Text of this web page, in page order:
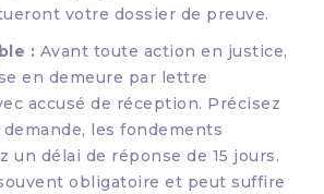
votre dossier de preuve.
: Avant toute action en justice,
en demeure par lettre
accusé de réception. Précisez
les fondements
un délai de réponse de 15 jours.
obligatoire et peut suffire